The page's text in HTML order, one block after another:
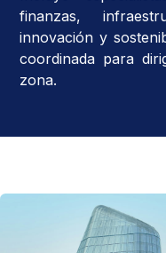
finanzas,
innovación y
coordinada para
zona.